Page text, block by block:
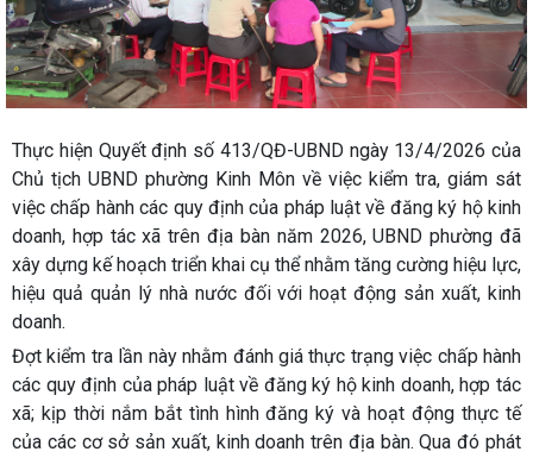
Thực hiện Quyết định số 413/QĐ-UBND ngày 13/4/2026 của
Chủ tịch UBND phường Kinh Môn về việc kiểm tra, giám sát
việc chấp hành các quy định của pháp luật về đăng ký hộ kinh
doanh, hợp tác xã trên địa bàn năm 2026, UBND phường đã
xây dựng kế hoạch triển khai cụ thể nhằm tăng cường hiệu lực,
hiệu quả quản lý nhà nước đối với hoạt động sản xuất, kinh
doanh.
Đợt kiểm tra lần này nhằm đánh giá thực trạng việc chấp hành
các quy định của pháp luật về đăng ký hộ kinh doanh, hợp tác
xã; kịp thời nắm bắt tình hình đăng ký và hoạt động thực tế
của các cơ sở sản xuất, kinh doanh trên địa bàn. Qua đó phát